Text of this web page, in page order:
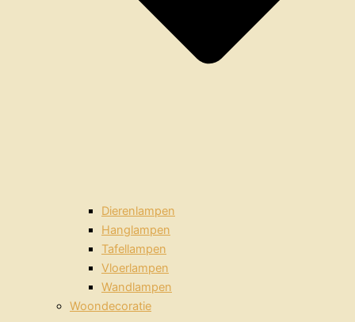
Dierenlampen
Hanglampen
Tafellampen
Vloerlampen
Wandlampen
Woondecoratie